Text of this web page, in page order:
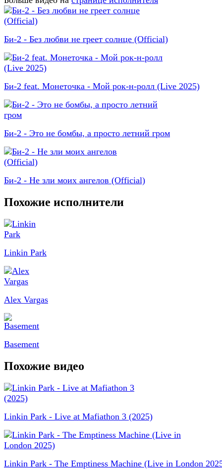
Би-2 - Без любви не греет солнце (Official)
Би-2 feat. Монеточка - Мой рок-н-ролл (Live 2025)
Би-2 - Это не бомбы, а просто летний гром
Би-2 - Не зли моих ангелов (Official)
Похожие исполнители
Linkin Park
Alex Vargas
Basement
Похожие видео
Linkin Park - Live at Mafiathon 3 (2025)
Linkin Park - The Emptiness Machine (Live in London